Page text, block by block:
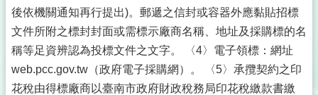
後依機關通知再行提出)。郵遞之信封或容器外應黏貼招標
文件所附之標封封面或需標示廠商名稱、地址及採購標的名
稱等足資辨認為投標文件之文字。 〈4〉電子領標：網址
web.pcc.gov.tw（政府電子採購網）。 〈5〉承攬契約之印
花稅由得標廠商以臺南市政府財政稅務局印花稅繳款書繳